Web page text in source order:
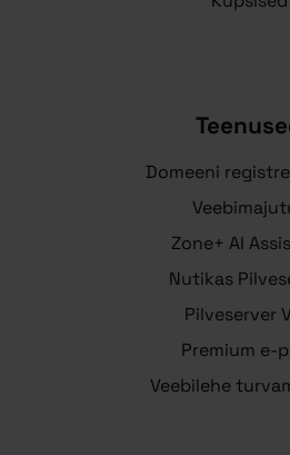
Domeeni
Zone+ AI
Nutikas
Pilveserver
Premium e-
Veebilehe